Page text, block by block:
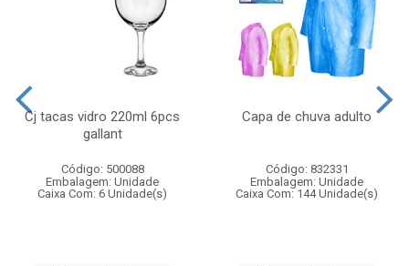
Cj tacas vidro 220ml 6pcs
gallant
Código: 500088
Embalagem: Unidade
Caixa Com: 6 Unidade(s)
Capa de chuva adulto
Código: 832331
Embalagem: Unidade
Caixa Com: 144 Unidade(s)